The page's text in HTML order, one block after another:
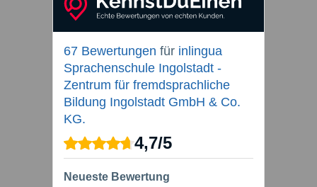
67 Bewertungen für inlingua
Sprachenschule Ingolstadt -
Zentrum für fremdsprachliche
Bildung Ingolstadt GmbH & Co.
KG.
4,7/5
Neueste Bewertung